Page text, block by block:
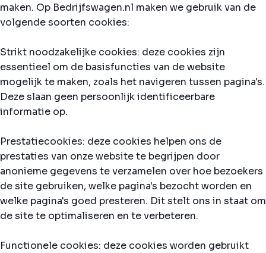
maken. Op Bedrijfswagen.nl maken we gebruik van de
volgende soorten cookies:
Strikt noodzakelijke cookies: deze cookies zijn
essentieel om de basisfuncties van de website
mogelijk te maken, zoals het navigeren tussen pagina's.
Deze slaan geen persoonlijk identificeerbare
informatie op.
Prestatiecookies: deze cookies helpen ons de
prestaties van onze website te begrijpen door
anonieme gegevens te verzamelen over hoe bezoekers
de site gebruiken, welke pagina's bezocht worden en
welke pagina's goed presteren. Dit stelt ons in staat om
de site te optimaliseren en te verbeteren.
Functionele cookies: deze cookies worden gebruikt